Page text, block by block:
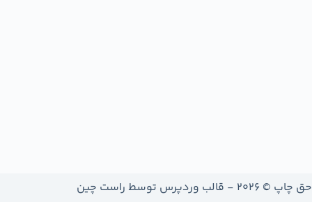
حق چاپ © 2026 - قالب وردپرس توسط راست چین